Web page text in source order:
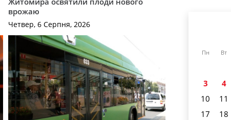
врожаю
Четвер, 6 Серпня, 2026
Пн Вт
3
4
10
11
17
18